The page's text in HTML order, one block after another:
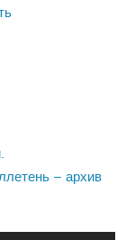
– архив